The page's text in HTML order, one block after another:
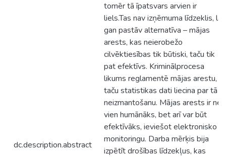
dc.description.abstract
tomēr tā īpatsvars arvien ir
liels.Tas nav izņēmuma līdzeklis, lai
gan pastāv alternatīva – mājas
arests, kas neierobežo
cilvēktiesības tik būtiski, taču tik
pat efektīvs. Kriminālprocesa
likums reglamentē mājas arestu,
taču statistikas dati liecina par tā
neizmantošanu. Mājas arests ir ne
vien humānāks, bet arī var būt
efektīvāks, ieviešot elektronisko
monitoringu. Darba mērķis bija
izpētīt drošības līdzekļus, kas